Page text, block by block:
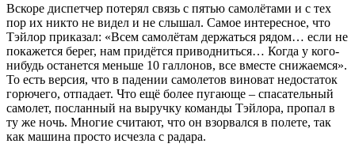
Вскоре диспетчер потерял связь с пятью самолётами и с тех
пор их никто не видел и не слышал. Самое интересное, что
Тэйлор приказал: «Всем самолётам держаться рядом… если не
покажется берег, нам придётся приводниться… Когда у кого-
нибудь останется меньше 10 галлонов, все вместе снижаемся».
То есть версия, что в падении самолетов виноват недостаток
горючего, отпадает. Что ещё более пугающе – спасательный
самолет, посланный на выручку команды Тэйлора, пропал в
ту же ночь. Многие считают, что он взорвался в полете, так
как машина просто исчезла с радара.